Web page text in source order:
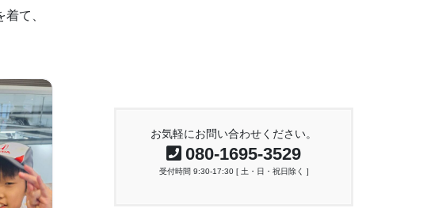
て、
お気軽にお問い合わせください。
080-1695-3529
受付時間 9:30-17:30 [ 土・日・祝日除く ]